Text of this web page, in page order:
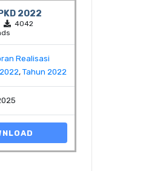
2022
4042
Realisasi
, Tahun 2022